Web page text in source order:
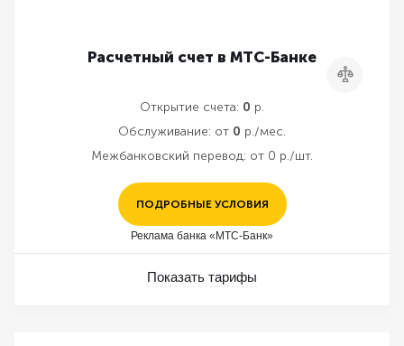
Расчетный счет в МТС-Банке
Сравнить
Открытие счета: 0 р.
Обслуживание: от 0 р./мес.
Межбанковский перевод: от 0 р./шт.
ПОДРОБНЫЕ УСЛОВИЯ
Реклама банка «МТС-Банк»
Показать тарифы